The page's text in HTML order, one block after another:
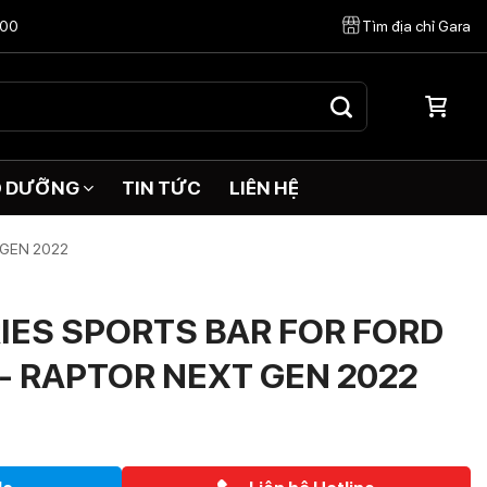
Tìm địa chỉ Gara
DƯỠNG TIN TỨC LIÊN HỆ
2022
SPORTS BAR FOR FORD
RAPTOR NEXT GEN 2022